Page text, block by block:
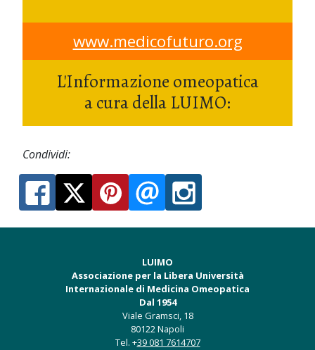
www.medicofuturo.org
L'Informazione omeopatica
a cura della LUIMO:
Condividi:
LUIMO
Associazione per la Libera Università
Internazionale di Medicina Omeopatica
Dal 1954
Viale Gramsci, 18
80122 Napoli
Tel. +39 081 7614707